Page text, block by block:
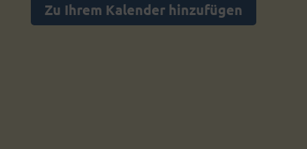
Zu Ihrem Kalender hinzufügen